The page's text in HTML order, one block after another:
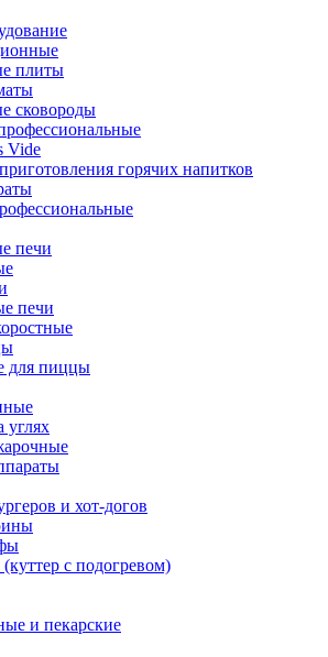
плиты
сковороды
Vide
горячих напитков
печи
печи
для пиццы
углях
и хот-догов
с подогревом)
и пекарские